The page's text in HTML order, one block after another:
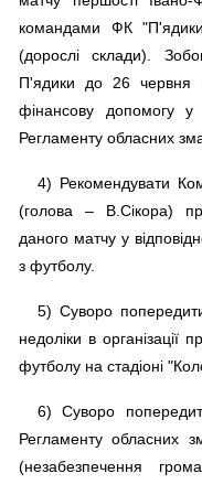
командами ФК
(дорослі склади).
П'ядики до 26 червня
фінансову допомогу
Регламенту обласних
4) Рекомендувати
(голова – В.Сікора)
даного матчу у
з футболу.
5) Суворо
недоліки в організації
футболу на стадіоні
6) Суворо
Регламенту обласних
(незабезпечення